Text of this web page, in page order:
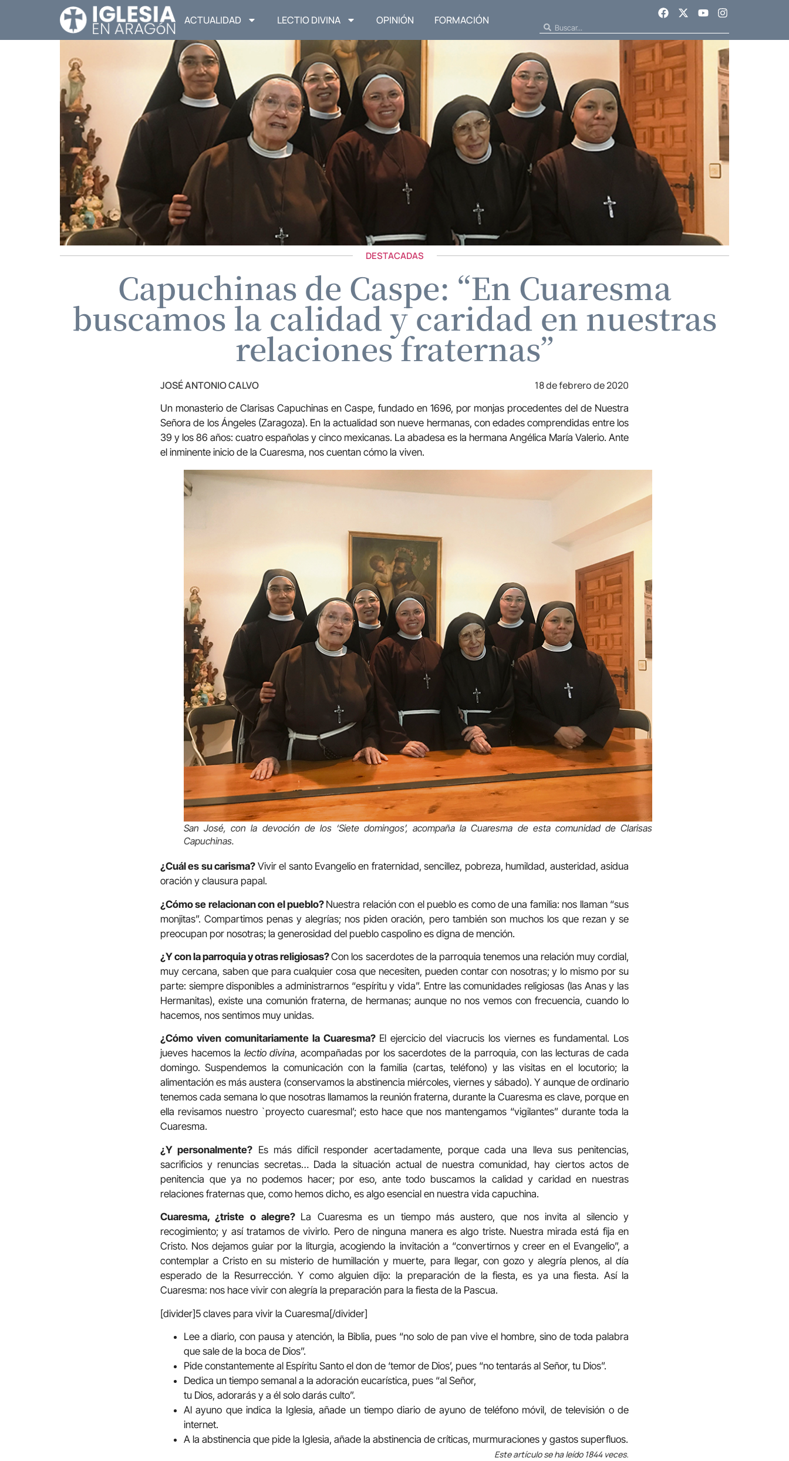
ACTUALIDAD LECTIO DIVINA OPINIÓN FORMACIÓN
DESTACADAS
Capuchinas de Caspe: “En Cuaresma
buscamos la calidad y caridad en nuestras
relaciones fraternas”
JOSÉ ANTONIO CALVO 18 de febrero de 2020
Un monasterio de Clarisas Capuchinas en Caspe, fundado en 1696, por monjas procedentes del de Nuestra
Señora de los Ángeles (Zaragoza). En la actualidad son nueve hermanas, con edades comprendidas entre los
39 y los 86 años: cuatro españolas y cinco mexicanas. La abadesa es la hermana Angélica María Valerio. Ante
el inminente inicio de la Cuaresma, nos cuentan cómo la viven.
San José, con la devoción de los ‘Siete domingos’, acompaña la Cuaresma de esta comunidad de Clarisas
Capuchinas.
¿Cuál es su carisma? Vivir el santo Evangelio en fraternidad, sencillez, pobreza, humildad, austeridad, asidua
oración y clausura papal.
¿Cómo se relacionan con el pueblo? Nuestra relación con el pueblo es como de una familia: nos llaman “sus
monjitas”. Compartimos penas y alegrías; nos piden oración, pero también son muchos los que rezan y se
preocupan por nosotras; la generosidad del pueblo caspolino es digna de mención.
¿Y con la parroquia y otras religiosas?Con los sacerdotes de la parroquia tenemos una relación muy cordial,
muy cercana, saben que para cualquier cosa que necesiten, pueden contar con nosotras; y lo mismo por su
parte: siempre disponibles a administrarnos “espíritu y vida”. Entre las comunidades religiosas (las Anas y las
Hermanitas), existe una comunión fraterna, de hermanas; aunque no nos vemos con frecuencia, cuando lo
hacemos, nos sentimos muy unidas.
¿Cómo viven comunitariamente la Cuaresma? El ejercicio del viacrucis los viernes es fundamental. Los
jueves hacemos la lectio divina, acompañadas por los sacerdotes de la parroquia, con las lecturas de cada
domingo. Suspendemos la comunicación con la familia (cartas, teléfono) y las visitas en el locutorio; la
alimentación es más austera (conservamos la abstinencia miércoles, viernes y sábado). Y aunque de ordinario
tenemos cada semana lo que nosotras llamamos la reunión fraterna, durante la Cuaresma es clave, porque en
ella revisamos nuestro `proyecto cuaresmal’; esto hace que nos mantengamos “vigilantes” durante toda la
Cuaresma.
¿Y personalmente? Es más difícil responder acertadamente, porque cada una lleva sus penitencias,
sacrificios y renuncias secretas… Dada la situación actual de nuestra comunidad, hay ciertos actos de
penitencia que ya no podemos hacer; por eso, ante todo buscamos la calidad y caridad en nuestras
relaciones fraternas que, como hemos dicho, es algo esencial en nuestra vida capuchina.
Cuaresma, ¿triste o alegre? La Cuaresma es un tiempo más austero, que nos invita al silencio y
recogimiento; y así tratamos de vivirlo. Pero de ninguna manera es algo triste. Nuestra mirada está fija en
Cristo. Nos dejamos guiar por la liturgia, acogiendo la invitación a “convertirnos y creer en el Evangelio”, a
contemplar a Cristo en su misterio de humillación y muerte, para llegar, con gozo y alegría plenos, al día
esperado de la Resurrección. Y como alguien dijo: la preparación de la fiesta, es ya una fiesta. Así la
Cuaresma: nos hace vivir con alegría la preparación para la fiesta de la Pascua.
[divider]5 claves para vivir la Cuaresma[/divider]
Lee a diario, con pausa y atención, la Biblia, pues “no solo de pan vive el hombre, sino de toda palabra
que sale de la boca de Dios”.
Pide constantemente al Espíritu Santo el don de ‘temor de Dios’, pues “no tentarás al Señor, tu Dios”.
Dedica un tiempo semanal a la adoración eucarística, pues “al Señor,
tu Dios, adorarás y a él solo darás culto”.
Al ayuno que indica la Iglesia, añade un tiempo diario de ayuno de teléfono móvil, de televisión o de
internet.
A la abstinencia que pide la Iglesia, añade la abstinencia de críticas, murmuraciones y gastos superfluos.
Este artículo se ha leído 1844 veces.